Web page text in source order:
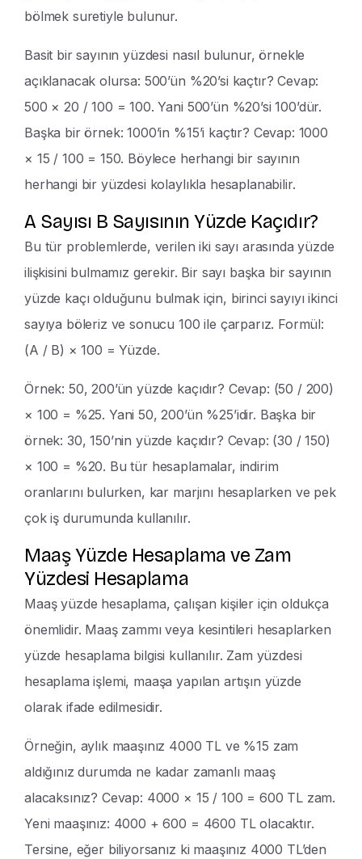
bölmek suretiyle bulunur.
Basit bir sayının yüzdesi nasıl bulunur, örnekle
açıklanacak olursa: 500’ün %20’si kaçtır? Cevap:
500 × 20 / 100 = 100. Yani 500’ün %20’si 100’dür.
Başka bir örnek: 1000’in %15’i kaçtır? Cevap: 1000
× 15 / 100 = 150. Böylece herhangi bir sayının
herhangi bir yüzdesi kolaylıkla hesaplanabilir.
A Sayısı B Sayısının Yüzde Kaçıdır?
Bu tür problemlerde, verilen iki sayı arasında yüzde
ilişkisini bulmamız gerekir. Bir sayı başka bir sayının
yüzde kaçı olduğunu bulmak için, birinci sayıyı ikinci
sayıya böleriz ve sonucu 100 ile çarparız. Formül:
(A / B) × 100 = Yüzde.
Örnek: 50, 200’ün yüzde kaçıdır? Cevap: (50 / 200)
× 100 = %25. Yani 50, 200’ün %25’idir. Başka bir
örnek: 30, 150’nin yüzde kaçıdır? Cevap: (30 / 150)
× 100 = %20. Bu tür hesaplamalar, indirim
oranlarını bulurken, kar marjını hesaplarken ve pek
çok iş durumunda kullanılır.
Maaş Yüzde Hesaplama ve Zam
Yüzdesi Hesaplama
Maaş yüzde hesaplama, çalışan kişiler için oldukça
önemlidir. Maaş zammı veya kesintileri hesaplarken
yüzde hesaplama bilgisi kullanılır. Zam yüzdesi
hesaplama işlemi, maaşa yapılan artışın yüzde
olarak ifade edilmesidir.
Örneğin, aylık maaşınız 4000 TL ve %15 zam
aldığınız durumda ne kadar zamanlı maaş
alacaksınız? Cevap: 4000 × 15 / 100 = 600 TL zam.
Yeni maaşınız: 4000 + 600 = 4600 TL olacaktır.
Tersine, eğer biliyorsanız ki maaşınız 4000 TL’den